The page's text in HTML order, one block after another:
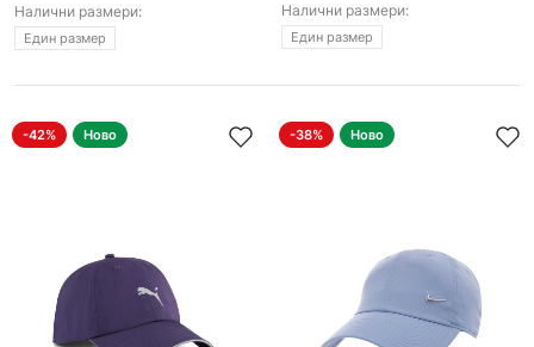
Налични размери:
Един размер
Налични размери:
Един размер
-42% Ново -38% Ново